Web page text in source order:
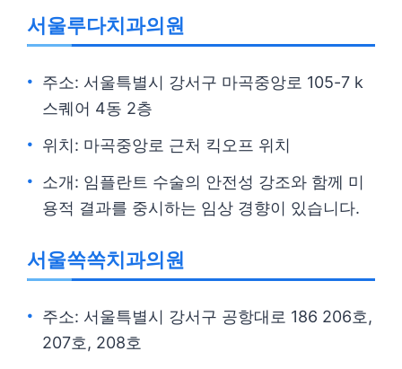
서울루다치과의원
주소: 서울특별시 강서구 마곡중앙로 105-7 k
스퀘어 4동 2층
위치: 마곡중앙로 근처 킥오프 위치
소개: 임플란트 수술의 안전성 강조와 함께 미
용적 결과를 중시하는 임상 경향이 있습니다.
서울쏙쏙치과의원
주소: 서울특별시 강서구 공항대로 186 206호,
207호, 208호